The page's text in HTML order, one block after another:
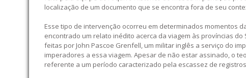
localização de um documento que se encontra fora de seu
Esse tipo de intervenção ocorreu em determinados momentos
encontrado um relato inédito acerca da viagem às províncias do
feitas por John Pascoe Grenfell, um militar inglês a serviço do
imperadores a essa viagem. Apesar de não estar assinado, o
referente a um período caracterizado pela escassez de